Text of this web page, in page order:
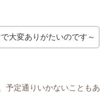
大変ありがたいのです～
予定通りいかないこともあ